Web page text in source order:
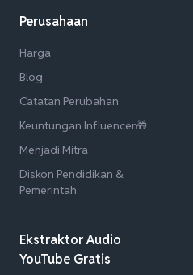
Perusahaan
Harga
Blog
Catatan Perubahan
Keuntungan Influencer🎁
Menjadi Mitra
Diskon Pendidikan &
Pemerintah
Ekstraktor Audio
YouTube Gratis